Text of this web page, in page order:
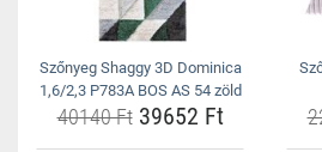
Szőnyeg Shaggy 3D Dominica
1,6/2,3 P783A BOS AS 54 zöld
40140 Ft39652 Ft